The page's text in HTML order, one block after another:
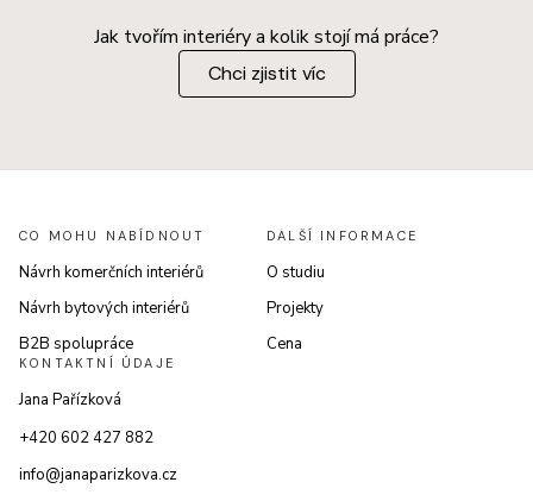
Jak tvořím interiéry a kolik stojí má práce?
Chci zjistit víc
CO MOHU NABÍDNOUT
Návrh komerčních interiérů
Návrh bytových interiérů
B2B spolupráce
DALŠÍ INFORMACE
O studiu
Projekty
Cena
KONTAKTNÍ ÚDAJE
Jana Pařízková
+420 602 427 882
info@janaparizkova.cz